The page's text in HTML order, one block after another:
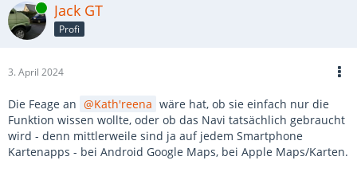
Online Jack GT
Profi
3. April 2024
Die Feage an Kath'reena wäre hat, ob sie einfach nur die
Funktion wissen wollte, oder ob das Navi tatsächlich gebraucht
wird - denn mittlerweile sind ja auf jedem Smartphone
Kartenapps - bei Android Google Maps, bei Apple Maps/Karten.